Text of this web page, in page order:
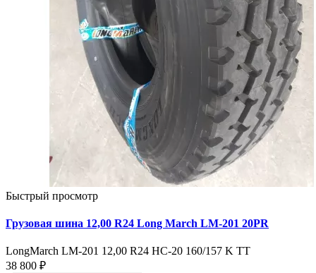
Быстрый просмотр
Грузовая шина 12,00 R24 Long March LM-201 20PR
LongMarch LM-201 12,00 R24 HC-20 160/157 K TT
38 800 ₽